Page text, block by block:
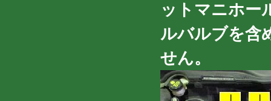
ットマニホー
ルバルブを含
せん。